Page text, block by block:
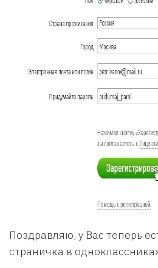
Поздравляю, у Вас теперь
страничка в